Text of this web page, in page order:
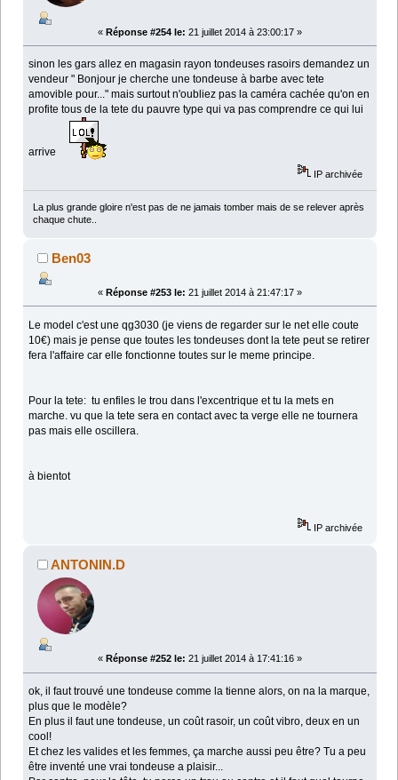
« Réponse #254 le: 21 juillet 2014 à 23:00:17 »
sinon les gars allez en magasin rayon tondeuses rasoirs demandez un
vendeur " Bonjour je cherche une tondeuse à barbe avec tete
amovible pour..." mais surtout n'oubliez pas la caméra cachée qu'on en
profite tous de la tete du pauvre type qui va pas comprendre ce qui lui
arrive
IP archivée
La plus grande gloire n'est pas de ne jamais tomber mais de se relever après
chaque chute..
Ben03
« Réponse #253 le: 21 juillet 2014 à 21:47:17 »
Le model c'est une qg3030 (je viens de regarder sur le net elle coute
10€) mais je pense que toutes les tondeuses dont la tete peut se retirer
fera l'affaire car elle fonctionne toutes sur le meme principe.
Pour la tete: tu enfiles le trou dans l'excentrique et tu la mets en
marche. vu que la tete sera en contact avec ta verge elle ne tournera
pas mais elle oscillera.
à bientot
IP archivée
ANTONIN.D
« Réponse #252 le: 21 juillet 2014 à 17:41:16 »
ok, il faut trouvé une tondeuse comme la tienne alors, on na la marque,
plus que le modèle?
En plus il faut une tondeuse, un coût rasoir, un coût vibro, deux en un
cool!
Et chez les valides et les femmes, ça marche aussi peu être? Tu a peu
être inventé une vrai tondeuse a plaisir...